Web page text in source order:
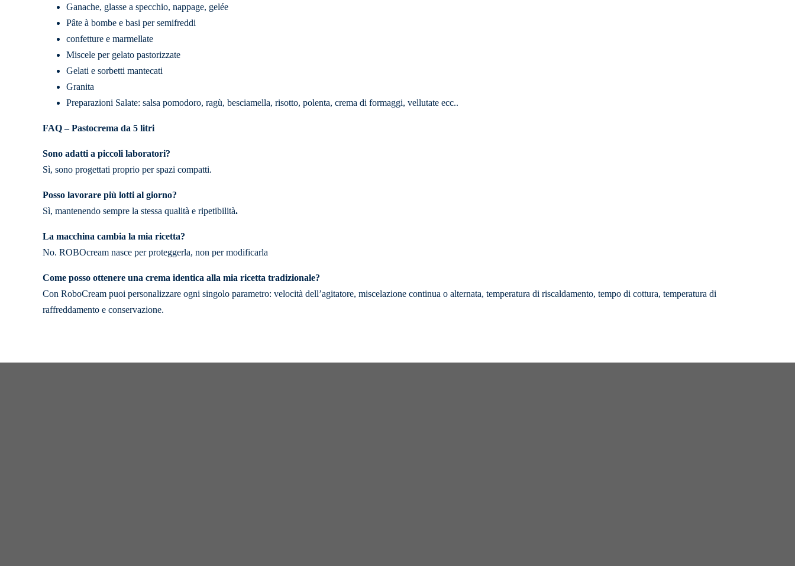
Ganache, glasse a specchio, nappage, gelée
Pâte à bombe e basi per semifreddi
confetture e marmellate
Miscele per gelato pastorizzate
Gelati e sorbetti mantecati
Granita
Preparazioni Salate: salsa pomodoro, ragù, besciamella, risotto, polenta, crema di formaggi, vellutate ecc..
FAQ – Pastocrema da 5 litri
Sono adatti a piccoli laboratori?
Sì, sono progettati proprio per spazi compatti.
Posso lavorare più lotti al giorno?
Sì, mantenendo sempre la stessa qualità e ripetibilità.
La macchina cambia la mia ricetta?
No. ROBOcream nasce per proteggerla, non per modificarla
Come posso ottenere una crema identica alla mia ricetta tradizionale?
Con RoboCream puoi personalizzare ogni singolo parametro: velocità dell’agitatore, miscelazione continua o alternata, temperatura di riscaldamento, tempo di cottura, temperatura di
raffreddamento e conservazione.